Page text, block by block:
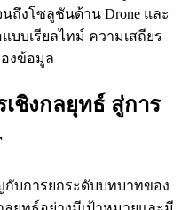
นถึงโซลูชันด้าน Drone และ
บบเรียลไทม์ ความเสถียร
งข้อมูล
ชิงกลยุทธ์ สู่การ
กับการยกระดับบทบาทของ